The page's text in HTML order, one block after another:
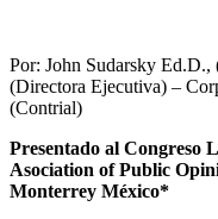
Por: John Sudarsky Ed.D.,
(Directora Ejecutiva) –
(Contrial)
Presentado al Congreso
Asociation of Public
Monterrey México*